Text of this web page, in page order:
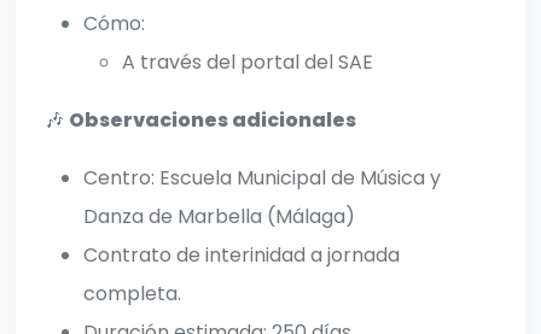
Cómo:
A través del portal del SAE
🎶 Observaciones adicionales
Centro: Escuela Municipal de Música y
Danza de Marbella (Málaga)
Contrato de interinidad a jornada
completa.